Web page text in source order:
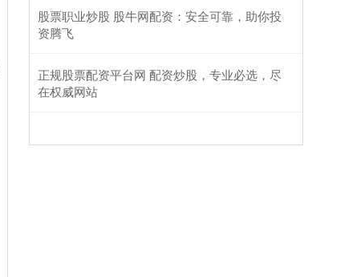
股票职业炒股 股牛网配资：安全可靠，助你投
资腾飞
正规股票配资平台网 配资炒股，专业必选，尽
在权威网站